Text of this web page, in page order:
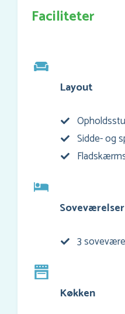
Faciliteter
Layout
Sidde- og
Soveværelser
3
Køkken